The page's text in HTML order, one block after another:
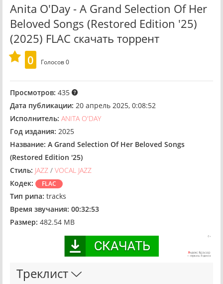
Anita O'Day - A Grand Selection Of Her
Beloved Songs (Restored Edition '25)
(2025) FLAC скачать торрент
0
Голосов0
Просмотров: 435
Дата публикации: 20 апрель 2025, 0:08:52
Исполнитель: ANITA O'DAY
Год издания: 2025
Название: A Grand Selection Of Her Beloved Songs
(Restored Edition '25)
Стиль: JAZZ / VOCAL JAZZ
Кодек:
FLAC
Тип рипа: tracks
Время звучания: 00:32:53
Размер: 482.54 MB
Треклист